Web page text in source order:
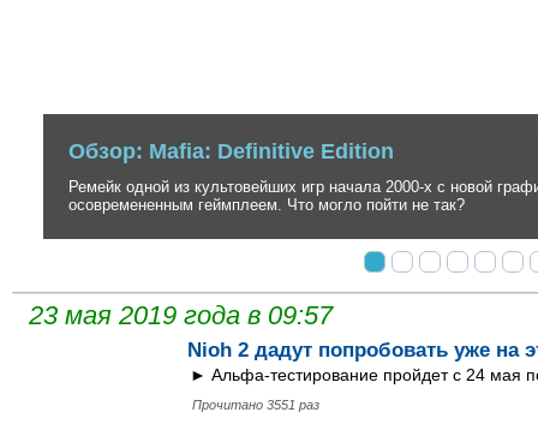
Обзор: Ghost of Tsushima
Невероятно стильный, но до безобразия вторичный экшен в
создателей серии inFamous.
23 мая 2019 года в 09:57
Nioh 2 дадут попробовать уже на
► Альфа-тестирование пройдет с 24 мая
Прочитано 3551 раз